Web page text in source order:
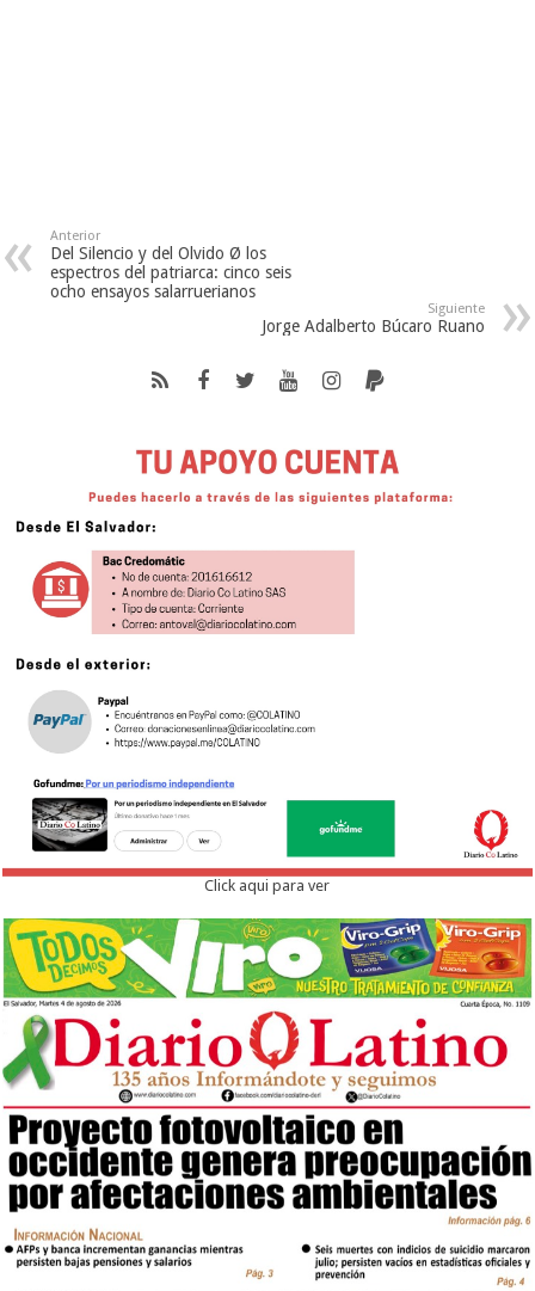
Anterior
Del Silencio y del Olvido Ø los
espectros del patriarca: cinco seis
ocho ensayos salarruerianos
Siguiente
Jorge Adalberto Búcaro Ruano
Click aqui para ver